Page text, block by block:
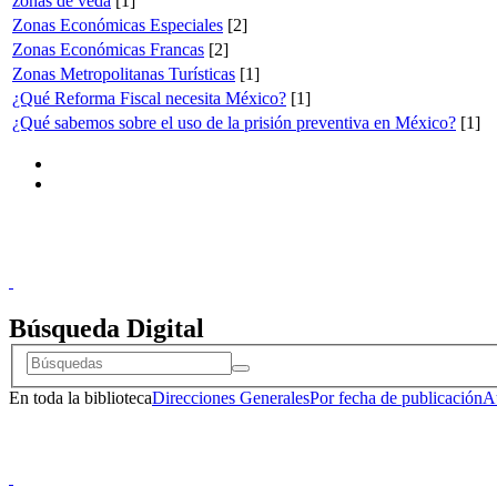
Zonas Económicas Especiales [2]
Zonas Económicas Francas [2]
Zonas Metropolitanas Turísticas [1]
¿Qué Reforma Fiscal necesita México? [1]
¿Qué sabemos sobre el uso de la prisión preventiva en México? [1]
Búsqueda Digital
En toda la bibliotecaDirecciones GeneralesPor fecha de publicación